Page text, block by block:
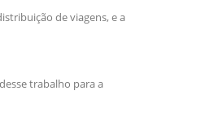
de viagens, e a
trabalho para a